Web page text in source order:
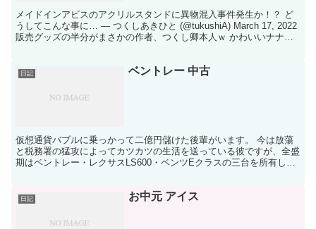
メイドインアビスのアクリルスタンドに異物混入事件発生か！？ ど
うしてこんな事に… — つくしあきひと (@tukushiA) March 17, 2022
販売グッズの半分がまさかの作者、つくし卿本人ｗ かわいいナナチ
日記 ベントレー 中古
仮想通貨バブルに乗っかって二億円儲けた後輩がいます。 今は放蕩
と税務署の猛攻によってカツカツの生活を送っている彼ですが、全盛
期はベントレー・レクサスLS600・ベンツEクラスの三台を所有して
日記 お中元 アイス